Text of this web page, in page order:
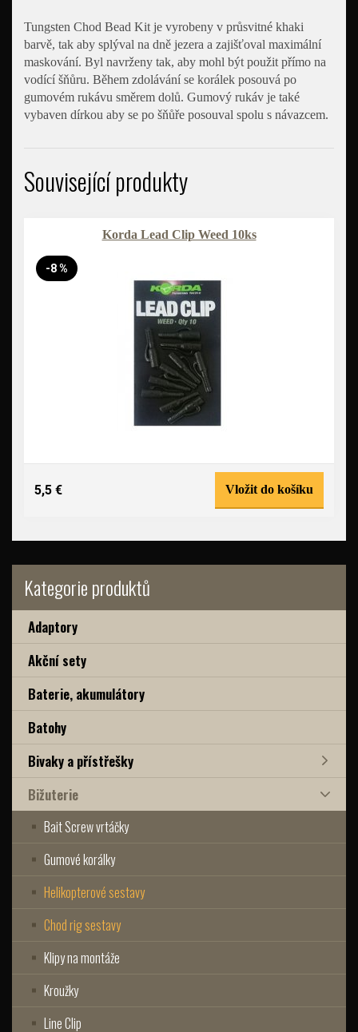
Kategorie produktů
Adaptory
Akční sety
Baterie, akumulátory
Batohy
Bivaky a přístřešky
Bižuterie
Bait Screw vrtáčky
Gumové korálky
Helikopterové sestavy
Chod rig sestavy
Klipy na montáže
Kroužky
Line Clip
Tungsten Chod Bead Kit je vyrobeny v průsvitné khaki
barvě, tak aby splýval na dně jezera a zajišťoval maximální
maskování. Byl navrženy tak, aby mohl být použit přímo na
vodící šňůru. Během zdolávání se korálek posouvá po
gumovém rukávu směrem dolů. Gumový rukáv je také
vybaven dírkou aby se po šňůře posouval spolu s návazcem.
Související produkty
Korda Lead Clip Weed 10ks
-8 %
5,5 € Vložit do košíku